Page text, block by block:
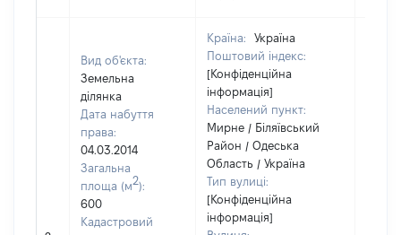
Вид об'єкта:
Земельна
ділянка
Дата набуття
права:
04.03.2014
Загальна
площа (м2):
600
Кадастровий
Країна:
Україна
Поштовий індекс:
[Конфіденційна
інформація]
Населений пункт:
Мирне / Біляївський
Район / Одеська
Область / Україна
Тип вулиці:
[Конфіденційна
інформація]